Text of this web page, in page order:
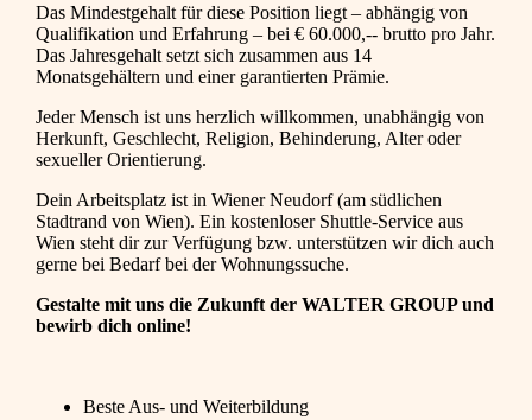
Das Mindestgehalt für diese Position liegt – abhängig von
Qualifikation und Erfahrung – bei € 60.000,-- brutto pro Jahr.
Das Jahresgehalt setzt sich zusammen aus 14
Monatsgehältern und einer garantierten Prämie.
Jeder Mensch ist uns herzlich willkommen, unabhängig von
Herkunft, Geschlecht, Religion, Behinderung, Alter oder
sexueller Orientierung.
Dein Arbeitsplatz ist in Wiener Neudorf (am südlichen
Stadtrand von Wien). Ein kostenloser Shuttle-Service aus
Wien steht dir zur Verfügung bzw. unterstützen wir dich auch
gerne bei Bedarf bei der Wohnungssuche.
Gestalte mit uns die Zukunft der WALTER GROUP und
bewirb dich online!
Beste Aus- und Weiterbildung